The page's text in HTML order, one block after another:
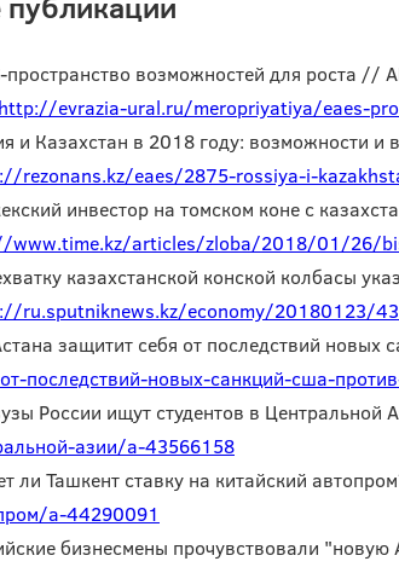
возможностей для роста //
http://evrazia-ural.ru/meropriyatiya/eaes-
и Казахстан в 2018 году: возможности
rezonans.kz/eaes/2875-rossiya-i-
инвестор на томском коне с
www.time.kz/articles/zloba/2018/01/26/
казахстанской конской колбасы
ru.sputniknews.kz/economy/20180123/
защитит себя от последствий
последствий-новых-санкций-сша-
России ищут студентов в Центральной
азии/a-43566158
ли Ташкент ставку на китайский
a-44290091
бизнесмены прочувствовали